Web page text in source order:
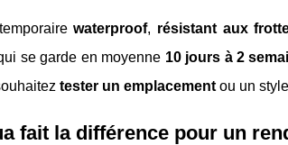
waterproof, résistant aux
se garde en moyenne 10 jours à 2
tester un emplacement ou un
fait la différence pour un